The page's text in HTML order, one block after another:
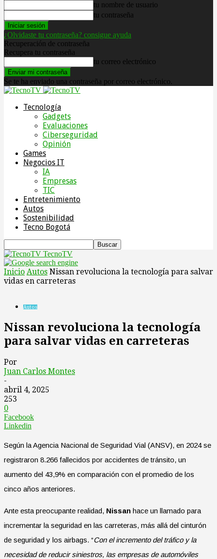
tu nombre de usuario
tu contraseña
¿Olvidaste tu contraseña? consigue ayuda
Recuperación de contraseña
Recupera tu contraseña
tu correo electrónico
Se te ha enviado una contraseña por correo electrónico.
Tecnología
Gadgets
Evaluaciones
Ciberseguridad
Opinión
Games
Negocios IT
IA
Empresas
TIC
Entretenimiento
Autos
Sostenibilidad
Tecno Bogotá
TecnoTV
Inicio Autos Nissan revoluciona la tecnología para salvar
vidas en carreteras
Autos
Nissan revoluciona la tecnología
para salvar vidas en carreteras
Por
Juan Carlos Montes
-
abril 4, 2025
253
0
Facebook
Linkedin
Según la Agencia Nacional de Seguridad Vial (ANSV), en 2024 se
registraron 8.266 fallecidos por accidentes de tránsito, un
aumento del 43,9% en comparación con el promedio de los
cinco años anteriores.
Ante esta preocupante realidad, Nissan hace un llamado para
incrementar la seguridad en las carreteras, más allá del cinturón
de seguridad y los airbags. “Con el incremento del tráfico y la
necesidad de reducir siniestros, las empresas de automóviles